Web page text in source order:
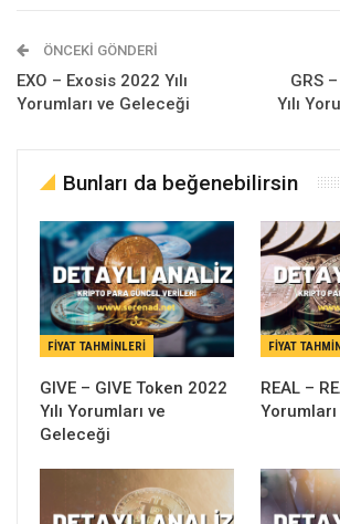
ÖNCEKI GÖNDERI
EXO – Exosis 2022 Yılı
Yorumları ve Geleceği
GRS
Yılı
Bunları da beğenebilirsin
FIYAT TAHMINLERI
GIVE – GIVE Token 2022
Yılı Yorumları ve
Geleceği
FIYAT
REAL –